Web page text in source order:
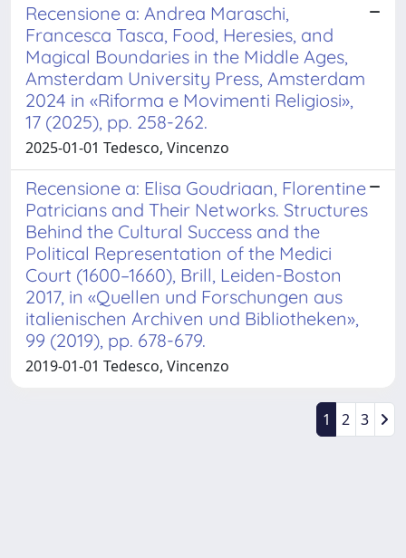
Recensione a: Andrea Maraschi,
Francesca Tasca, Food, Heresies, and
Magical Boundaries in the Middle Ages,
Amsterdam University Press, Amsterdam
2024 in «Riforma e Movimenti Religiosi»,
17 (2025), pp. 258-262.
2025-01-01 Tedesco, Vincenzo
Recensione a: Elisa Goudriaan, Florentine
Patricians and Their Networks. Structures
Behind the Cultural Success and the
Political Representation of the Medici
Court (1600–1660), Brill, Leiden-Boston
2017, in «Quellen und Forschungen aus
italienischen Archiven und Bibliotheken»,
99 (2019), pp. 678-679.
2019-01-01 Tedesco, Vincenzo
1 2 3